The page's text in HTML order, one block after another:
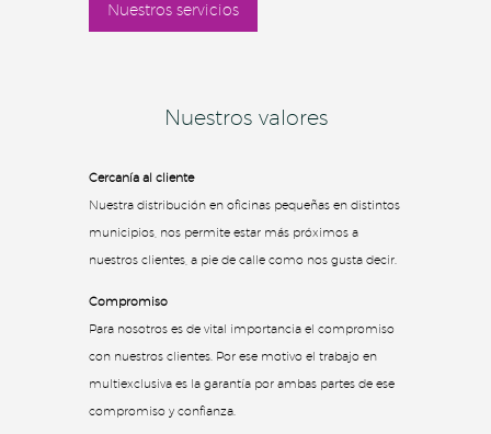
Nuestros servicios
Nuestros valores
Cercanía al cliente
Nuestra distribución en oficinas pequeñas en distintos
municipios, nos permite estar más próximos a
nuestros clientes, a pie de calle como nos gusta decir.
Compromiso
Para nosotros es de vital importancia el compromiso
con nuestros clientes. Por ese motivo el trabajo en
multiexclusiva es la garantía por ambas partes de ese
compromiso y confianza.